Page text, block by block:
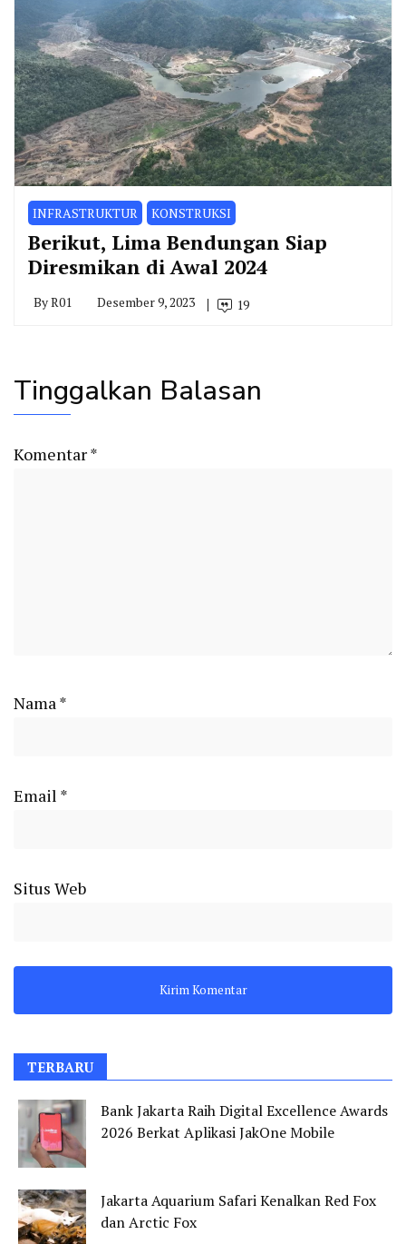
INFRASTRUKTUR KONSTRUKSI
Berikut, Lima Bendungan Siap
Diresmikan di Awal 2024
ByR01 Desember 9, 2023 19
Tinggalkan Balasan
Komentar*
Nama*
Email *
Situs Web
TERBARU
Bank Jakarta Raih Digital Excellence Awards
2026 Berkat Aplikasi JakOne Mobile
Jakarta Aquarium Safari Kenalkan Red Fox
dan Arctic Fox